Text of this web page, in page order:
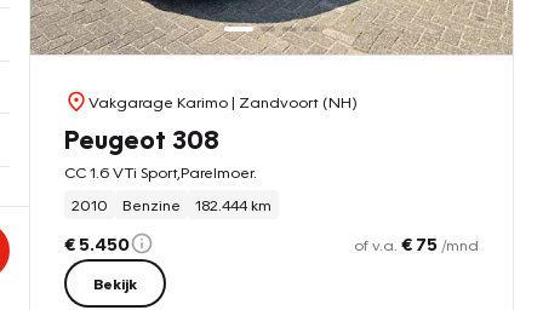
Vakgarage Karimo| Zandvoort (NH)
Peugeot 308
CC 1.6 VTi Sport,Parelmoer.
2010
Benzine 182.444 km
€ 5.450 of v.a. € 75 /mnd
Bekijk